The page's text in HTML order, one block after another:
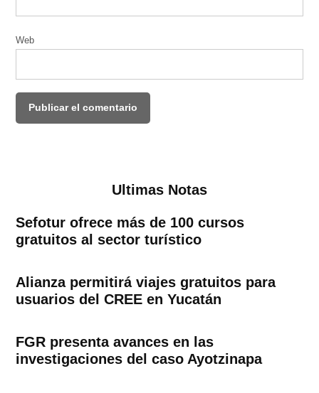
Web
Ultimas Notas
Sefotur ofrece más de 100 cursos
gratuitos al sector turístico
Alianza permitirá viajes gratuitos para
usuarios del CREE en Yucatán
FGR presenta avances en las
investigaciones del caso Ayotzinapa